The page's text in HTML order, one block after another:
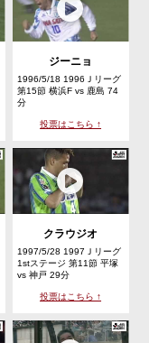
ジーニョ
1996/5/18 1996Ｊリーグ
第15節 横浜F vs 鹿島 74
分
投票はこちら ↑
クラウジオ
1997/5/28 1997Ｊリーグ
1stステージ 第11節 平塚
vs 神戸 29分
投票はこちら ↑